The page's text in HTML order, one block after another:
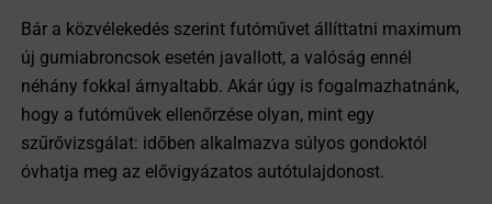
Bár a közvélekedés szerint futóművet állíttatni maximum
új gumiabroncsok esetén javallott, a valóság ennél
néhány fokkal árnyaltabb. Akár úgy is fogalmazhatnánk,
hogy a futóművek ellenőrzése olyan, mint egy
szűrővizsgálat: időben alkalmazva súlyos gondoktól
óvhatja meg az elővigyázatos autótulajdonost.